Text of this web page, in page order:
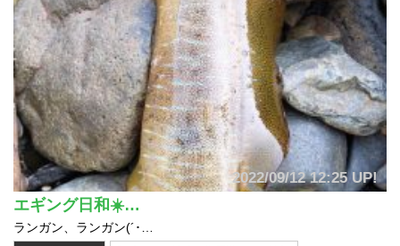
久しぶりのオフショア★
2022/09/12 12:25 UP!
エギング日和☀️…
ランガン、ランガン(´･…